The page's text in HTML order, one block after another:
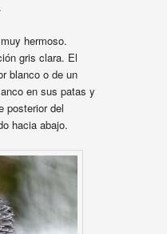
hermoso.
gris clara. El
blanco o de un
en sus patas y
posterior del
hacia abajo.